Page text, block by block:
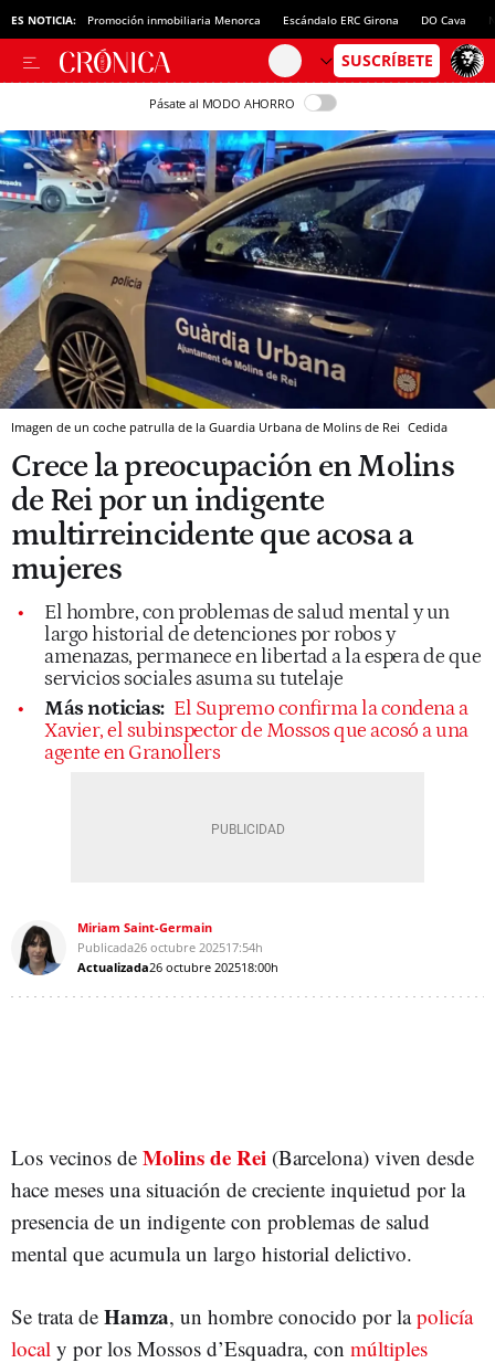
ES NOTICIA: Promoción inmobiliaria Menorca Escándalo ERC Girona DO Cava
Pásate al MODO AHORRO
Imagen de un coche patrulla de la Guardia Urbana de Molins de Rei Cedida
Crece la preocupación en Molins
de Rei por un indigente
multirreincidente que acosa a
mujeres
El hombre, con problemas de salud mental y un
largo historial de detenciones por robos y
amenazas, permanece en libertad a la espera de que
servicios sociales asuma su tutelaje
Más noticias: El Supremo confirma la condena a
Xavier, el subinspector de Mossos que acosó a una
agente en Granollers
Miriam Saint-Germain
Publicada26 octubre 202517:54h
Actualizada26 octubre 202518:00h
Los vecinos de Molins de Rei (Barcelona) viven desde
hace meses una situación de creciente inquietud por la
presencia de un indigente con problemas de salud
mental que acumula un largo historial delictivo.
Se trata de Hamza, un hombre conocido por lapolicía
local y por los Mossos d’Esquadra, con múltiples